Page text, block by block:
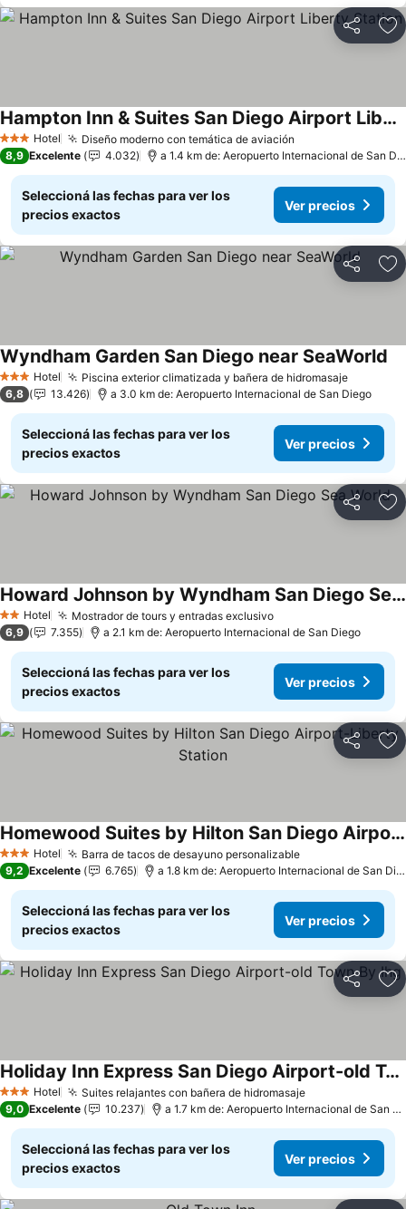
Compartir
3 Estrellas
Hotel Diseño moderno con temática de aviación
Hampton Inn & Suites San Diego Airport Liberty Station
Ver precios
8,9 Excelente 4.032 a 1.4 km de: Aeropuerto Internacional de San
Seleccioná las fechas para ver los
precios exactos
Ver precios
Compartir
3 Estrellas
Hotel Piscina exterior climatizada y bañera de hidromasajeVer
Wyndham Garden San Diego near SeaWorld
6,8 13.426 a 3.0 km de: Aeropuerto Internacional de San Diego
Seleccioná las fechas para ver los
precios exactos
Ver precios
Compartir
2 Estrellas
Hotel Mostrador de tours y entradas exclusivoVer precios
Howard Johnson by Wyndham San Diego Sea World
Ver precios
6,9 7.355 a 2.1 km de: Aeropuerto Internacional de San Diego
Seleccioná las fechas para ver los
precios exactos
Ver precios
Compartir
3 Estrellas
Hotel Barra de tacos de desayuno personalizableVer precios
Homewood Suites by Hilton San Diego Airport-Liberty Station
Ver precios
9,2 Excelente 6.765 a 1.8 km de: Aeropuerto Internacional de San
Seleccioná las fechas para ver los
precios exactos
Ver precios
Compartir
3 Estrellas
Hotel Suites relajantes con bañera de hidromasajeVer precios
Holiday Inn Express San Diego Airport-old Town By Ihg
Ver precios
9,0 Excelente 10.237 a 1.7 km de: Aeropuerto Internacional de San
Seleccioná las fechas para ver los
precios exactos
Ver precios